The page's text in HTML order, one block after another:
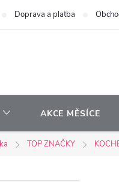
Doprava a platba
AKCE MĚSÍCE
TOP ZNAČKY